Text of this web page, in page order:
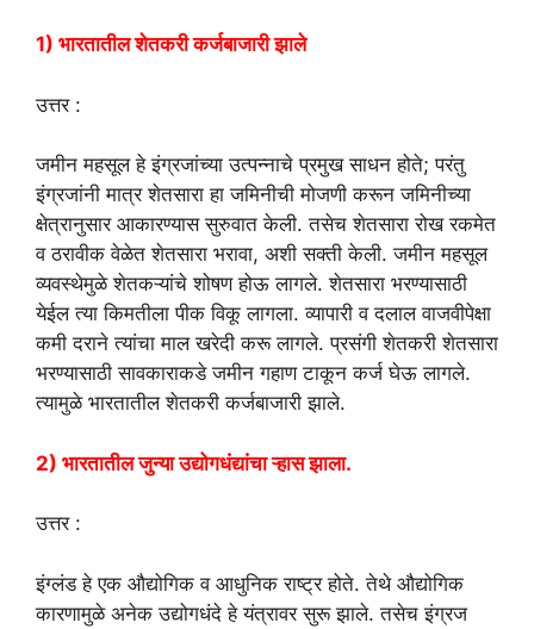
1) भारतातील शेतकरी कर्जबाजारी झाले
उत्तर :
जमीन महसूल हे इंग्रजांच्या उत्पन्नाचे प्रमुख साधन होते; परंतु
इंग्रजांनी मात्र शेतसारा हा जमिनीची मोजणी करून जमिनीच्या
क्षेत्रानुसार आकारण्यास सुरुवात केली. तसेच शेतसारा रोख रकमेत
व ठरावीक वेळेत शेतसारा भरावा, अशी सक्ती केली. जमीन महसूल
व्यवस्थेमुळे शेतकऱ्यांचे शोषण होऊ लागले. शेतसारा भरण्यासाठी
येईल त्या किमतीला पीक विकू लागला. व्यापारी व दलाल वाजवीपेक्षा
कमी दराने त्यांचा माल खरेदी करू लागले. प्रसंगी शेतकरी शेतसारा
भरण्यासाठी सावकाराकडे जमीन गहाण टाकून कर्ज घेऊ लागले.
त्यामुळे भारतातील शेतकरी कर्जबाजारी झाले.
2) भारतातील जुन्या उद्योगधंद्यांचा ऱ्हास झाला.
उत्तर :
इंग्लंड हे एक औद्योगिक व आधुनिक राष्ट्र होते. तेथे औद्योगिक
कारणामुळे अनेक उद्योगधंदे हे यंत्रावर सुरू झाले. तसेच इंग्रज